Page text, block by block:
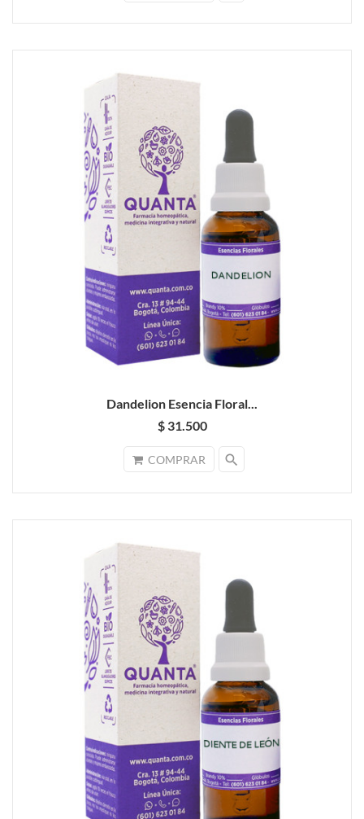
Dandelion Esencia Floral...
$ 31.500
COMPRAR search